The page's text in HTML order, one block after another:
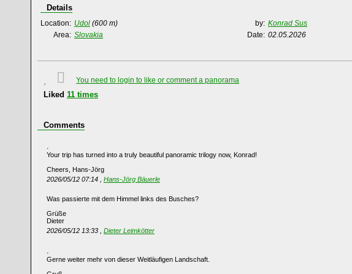
Details
Location: Udol (600 m) by: Konrad Sus
Area: Slovakia Date: 02.05.2026
You need to login to like or comment a panorama
Liked 11 times
Comments
Your trip has turned into a truly beautiful panoramic trilogy now, Konrad!
Cheers, Hans-Jörg
2026/05/12 07:14 , Hans-Jörg Bäuerle
Was passierte mit dem Himmel links des Busches?
Grüße
Dieter
2026/05/12 13:33 , Dieter Leimkötter
Gerne weiter mehr von dieser Weitläufigen Landschaft.